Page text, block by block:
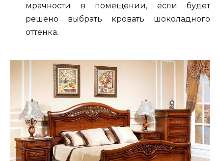
мрачности в помещении, если будет
решено выбрать кровать шоколадного
оттенка.